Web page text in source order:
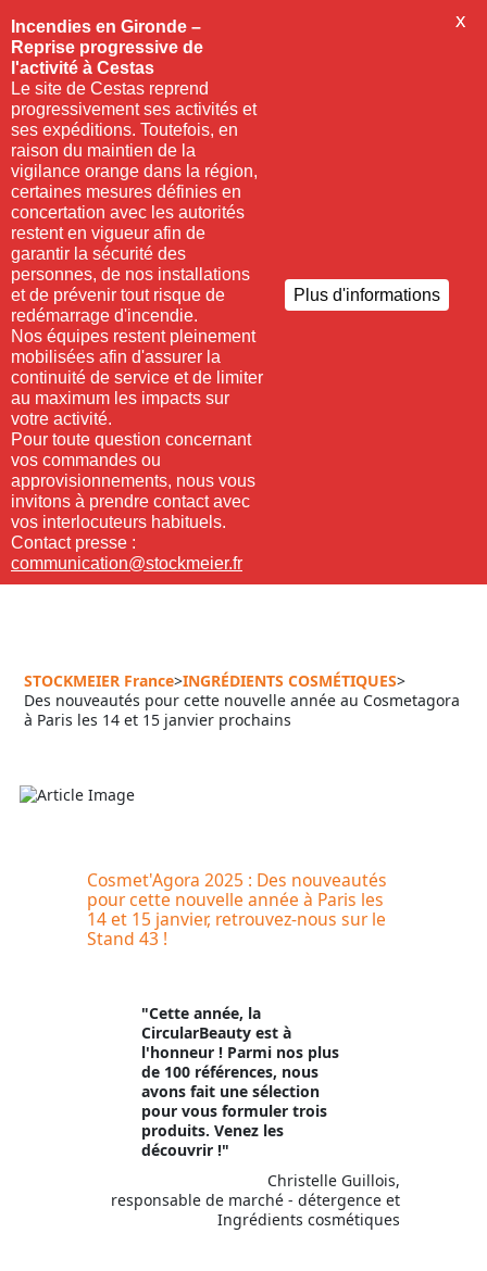
STOCKMEIER France>INGRÉDIENTS COSMÉTIQUES>
Des nouveautés pour cette nouvelle année au Cosmetagora
à Paris les 14 et 15 janvier prochains
Cosmet'Agora 2025 : Des nouveautés
pour cette nouvelle année à Paris les
14 et 15 janvier, retrouvez-nous sur le
Stand 43 !
"Cette année, la
CircularBeauty est à
l'honneur ! Parmi nos plus
de 100 références, nous
avons fait une sélection
pour vous formuler trois
produits. Venez les
découvrir !"
Christelle Guillois,
responsable de marché - détergence et
Ingrédients cosmétiques
Incendies en Gironde –
Reprise progressive de
l'activité à Cestas
Le site de Cestas reprend
progressivement ses activités et
ses expéditions. Toutefois, en
raison du maintien de la
vigilance orange dans la région,
certaines mesures définies en
concertation avec les autorités
restent en vigueur afin de
garantir la sécurité des
personnes, de nos installations
et de prévenir tout risque de
redémarrage d'incendie.
Nos équipes restent pleinement
mobilisées afin d'assurer la
continuité de service et de limiter
au maximum les impacts sur
votre activité.
Pour toute question concernant
vos commandes ou
approvisionnements, nous vous
invitons à prendre contact avec
vos interlocuteurs habituels.
Contact presse :
communication@stockmeier.fr
Plus d'informations
X